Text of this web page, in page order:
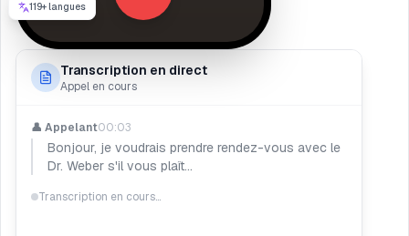
119+ langues
Transcription en direct
Appel en cours
👤 Appelant00:03
Bonjour, je voudrais prendre rendez-vous avec le
Dr. Weber s'il vous plaît...
Transcription en cours...